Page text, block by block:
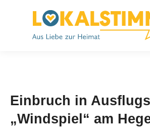
Einbruch in
„Windspiel“ am